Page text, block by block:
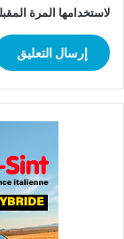
لاستخدامها المرة